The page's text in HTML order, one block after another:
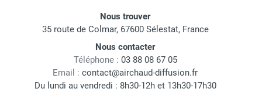
Nous trouver
35 route de Colmar, 67600 Sélestat, France
Nous contacter
Téléphone : 03 88 08 67 05
Email : contact@airchaud-diffusion.fr
Du lundi au vendredi : 8h30-12h et 13h30-17h30